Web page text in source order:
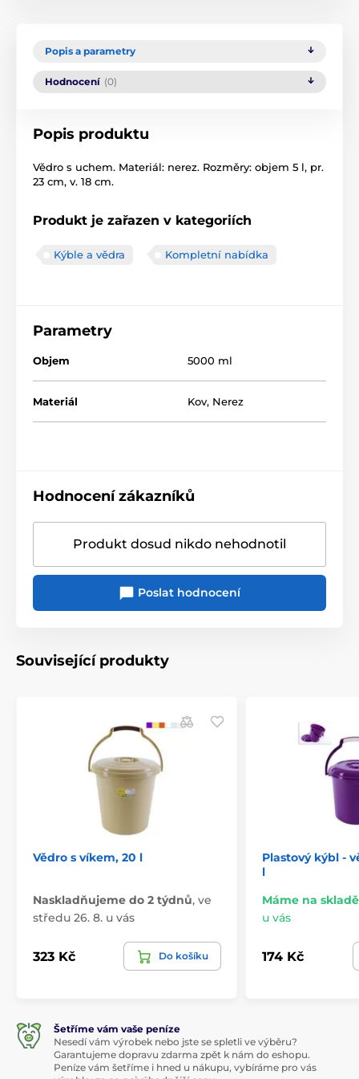
Popis a parametry
Hodnocení (0)
Popis produktu
Vědro s uchem. Materiál: nerez. Rozměry: objem 5 l, pr.
23 cm, v. 18 cm.
Produkt je zařazen v kategoriích
Kýble a vědra Kompletní nabídka
Parametry
Objem 5000 ml
Materiál Kov, Nerez
Hodnocení zákazníků
Produkt dosud nikdo nehodnotil
Poslat hodnocení
Související produkty
Vědro s víkem, 20 l
Naskladňujeme do 2 týdnů, ve
středu 26. 8. u vás
323 Kč Do košíku
Plastový kýbl -
l
Máme na skladě
u vás
174 Kč
Šetříme vám vaše peníze
Nesedí vám výrobek nebo jste se spletli ve výběru?
Garantujeme dopravu zdarma zpět k nám do eshopu.
Peníze vám šetříme i hned u nákupu, vybíráme pro vás